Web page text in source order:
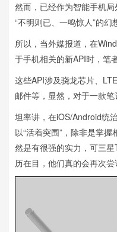
然而，已经作为智能手机
“不明则已、一鸣惊人”的幻
所以，当外媒报道，在
于手机相关的新API时，笔
这些API涉及骁龙芯片、
邮件等，显然，对于一款笔
坦率讲，在iOS/Android统
以“活着突围”，除非是掌
然是有很强的实力，可三
历在目，他们真的会再次尝